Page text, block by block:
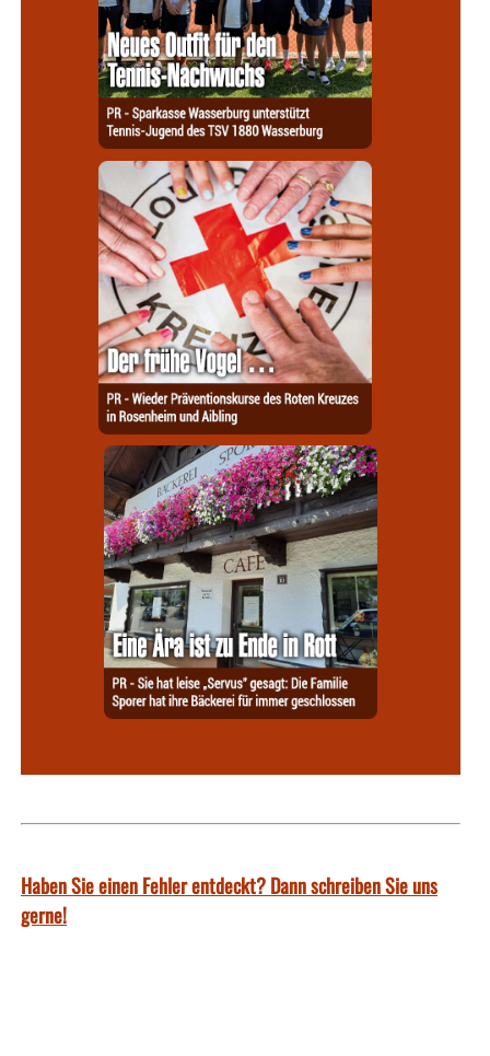
Haben Sie einen Fehler entdeckt? Dann schreiben Sie uns
gerne!